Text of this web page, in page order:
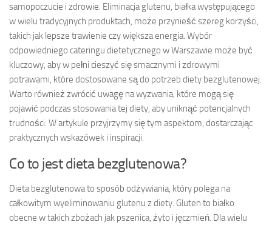
samopoczucie i zdrowie. Eliminacja glutenu, białka występującego
w wielu tradycyjnych produktach, może przynieść szereg korzyści,
takich jak lepsze trawienie czy większa energia. Wybór
odpowiedniego cateringu dietetycznego w Warszawie może być
kluczowy, aby w pełni cieszyć się smacznymi i zdrowymi
potrawami, które dostosowane są do potrzeb diety bezglutenowej.
Warto również zwrócić uwagę na wyzwania, które mogą się
pojawić podczas stosowania tej diety, aby uniknąć potencjalnych
trudności. W artykule przyjrzymy się tym aspektom, dostarczając
praktycznych wskazówek i inspiracji.
Co to jest dieta bezglutenowa?
Dieta bezglutenowa to sposób odżywiania, który polega na
całkowitym wyeliminowaniu glutenu z diety. Gluten to białko
obecne w takich zbożach jak pszenica, żyto i jęczmień. Dla wielu